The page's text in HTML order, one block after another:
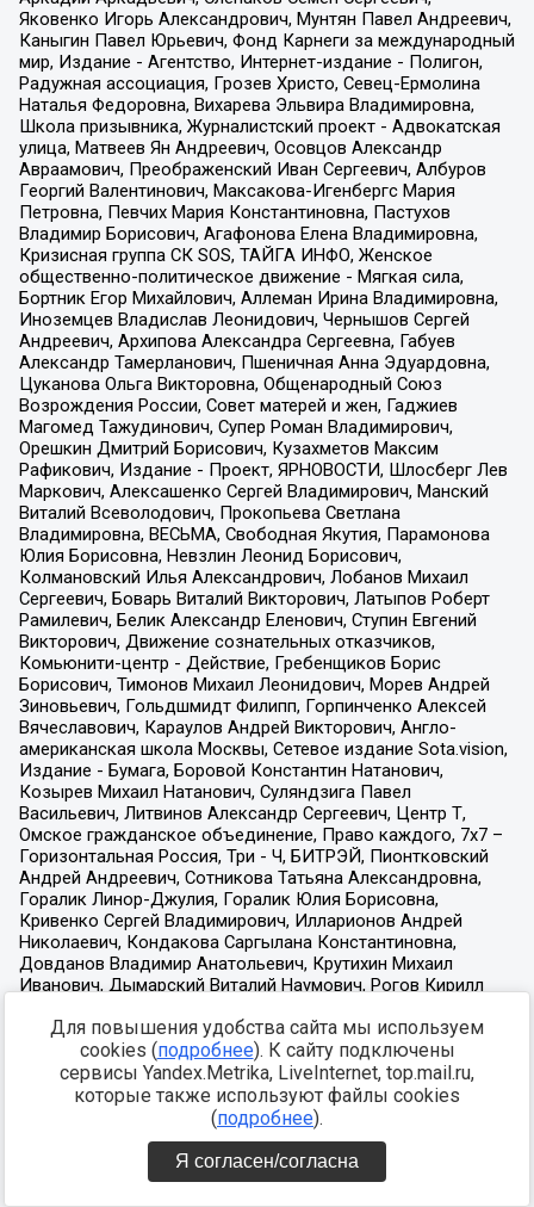
Для повышения удобства сайта мы используем
cookies (подробнее). К сайту подключены
сервисы Yandex.Metrika, LiveInternet, top.mail.ru,
которые также используют файлы cookies
(подробнее).
Я согласен/согласна